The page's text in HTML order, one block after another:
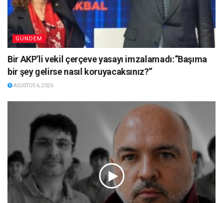
GÜNDEM
Bir AKP’li vekil çerçeve yasayı imzalamadı:“Başıma
bir şey gelirse nasıl koruyacaksınız?”
AĞUSTOS 6, 2026